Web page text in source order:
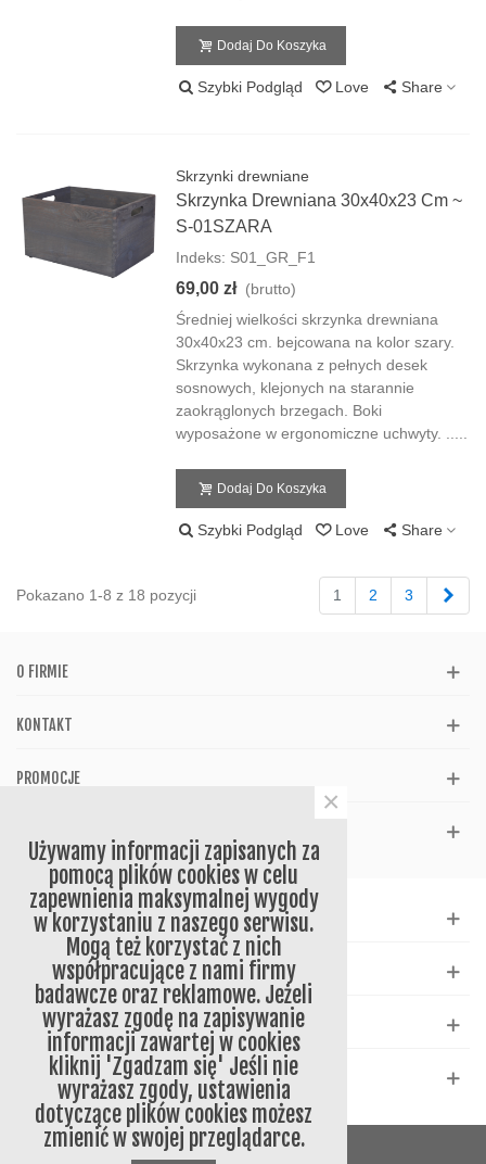
Dodaj Do Koszyka
Szybki Podgląd Love Share
Skrzynki drewniane
Skrzynka Drewniana 30x40x23 Cm ~
S-01SZARA
Indeks: S01_GR_F1
69,00 zł (brutto)
Średniej wielkości skrzynka drewniana
30x40x23 cm. bejcowana na kolor szary.
Skrzynka wykonana z pełnych desek
sosnowych, klejonych na starannie
zaokrąglonych brzegach. Boki
wyposażone w ergonomiczne uchwyty. .....
Dodaj Do Koszyka
Szybki Podgląd Love Share
Pokazano 1-8 z 18 pozycji 1 2 3
O FIRMIE
KONTAKT
PROMOCJE
WSPARCIE
KATALOG
NEWSLETTER
SOCIAL
Używamy informacji zapisanych za
pomocą plików cookies w celu
zapewnienia maksymalnej wygody
w korzystaniu z naszego serwisu.
Mogą też korzystać z nich
współpracujące z nami firmy
badawcze oraz reklamowe. Jeżeli
wyrażasz zgodę na zapisywanie
informacji zawartej w cookies
kliknij 'Zgadzam się' Jeśli nie
wyrażasz zgody, ustawienia
dotyczące plików cookies możesz
zmienić w swojej przeglądarce.
×